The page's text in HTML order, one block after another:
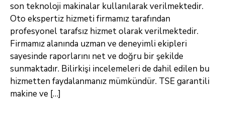
son teknoloji makinalar kullanılarak verilmektedir.
Oto ekspertiz hizmeti firmamız tarafından
profesyonel tarafsız hizmet olarak verilmektedir.
Firmamız alanında uzman ve deneyimli ekipleri
sayesinde raporlarını net ve doğru bir şekilde
sunmaktadır. Bilirkişi incelemeleri de dahil edilen bu
hizmetten faydalanmanız mümkündür. TSE garantili
makine ve […]